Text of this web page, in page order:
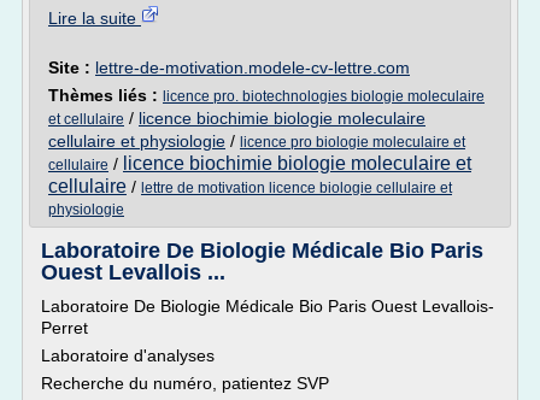
Lire la suite
Site : lettre-de-motivation.modele-cv-lettre.com
Thèmes liés : licence pro. biotechnologies biologie moleculaire
et cellulaire / licence biochimie biologie moleculaire
cellulaire et physiologie / licence pro biologie moleculaire et
cellulaire / licence biochimie biologie moleculaire et
cellulaire / lettre de motivation licence biologie cellulaire et
physiologie
Laboratoire De Biologie Médicale Bio Paris
Ouest Levallois ...
Laboratoire De Biologie Médicale Bio Paris Ouest Levallois-
Perret
Laboratoire d'analyses
Recherche du numéro, patientez SVP